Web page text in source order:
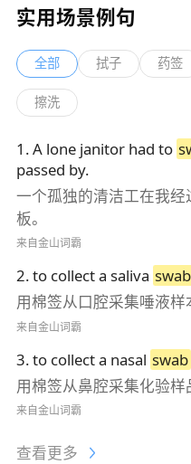
实用场景例句
全部 拭子 药签
擦洗
1 .A lone janitor had to
passed by.
一个孤独的清洁工在我
板。
来自金山词霸
2.to collect a saliva swab
用棉签从口腔采集唾液样
来自金山词霸
3.to collect a nasal swab
用棉签从鼻腔采集化验样
来自金山词霸
查看更多